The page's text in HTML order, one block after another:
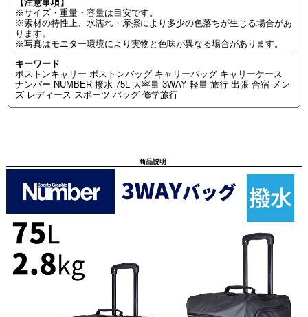
【注意事項】
※サイズ・重量・容量は目安です。
※素材の特性上、水濡れ・摩擦により多少の色落ちが生じる場合があ
ります。
※写真はモニター環境により実物と色味が異なる場合があります。
キーワード
ボストンキャリー ボストンバッグ キャリーバッグ キャリーケース
ナンバー NUMBER 撥水 75L 大容量 3WAY 軽量 旅行 出張 合宿 メン
ズ レディース スポーツ バッグ 修学旅行
商品説明